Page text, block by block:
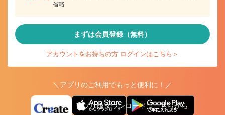
省略
まずは会員登録（無料）
アカウントをお持ちの方 ログインはこちら＞
＼アプリのご利用でもっと便利に！／
アプリ版ダウンロードはこちらから